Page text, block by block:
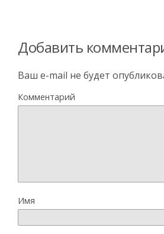
Добавить
Ваш e-mail не будет
Комментарий
Имя